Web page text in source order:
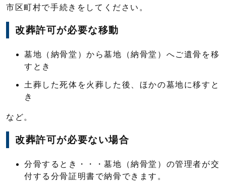
市区町村で手続きをしてください。
改葬許可が必要な移動
墓地（納骨堂）から墓地（納骨堂）へご遺骨を移
すとき
土葬した死体を火葬した後、ほかの墓地に移すと
き
など。
改葬許可が必要ない場合
分骨するとき・・・墓地（納骨堂）の管理者が交
付する分骨証明書で納骨できます。